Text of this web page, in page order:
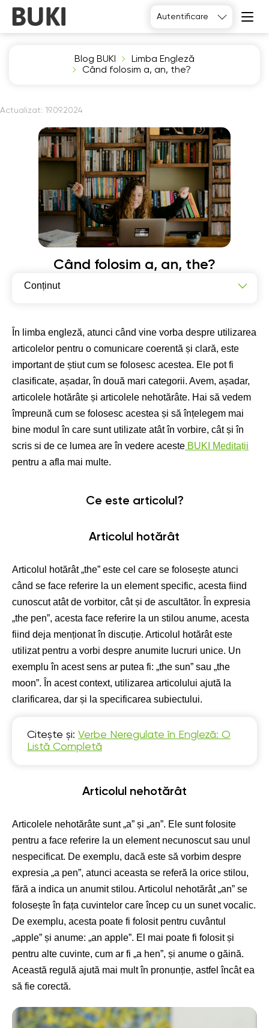
Autentificare
Blog BUKI
Limba Engleză
Când folosim a, an, the?
Actualizat: 19.09.2024
Când folosim a, an, the?
Conținut
Când folosim a și an?
Articol hotărât și nehotărât
Concluzie
În limba engleză, atunci când vine vorba despre utilizarea
articolelor pentru o comunicare coerentă și clară, este
important de știut cum se folosesc acestea. Ele pot fi
clasificate, așadar, în două mari categorii. Avem, așadar,
articolele hotărâte și articolele nehotărâte. Hai să vedem
împreună cum se folosesc acestea și să înțelegem mai
bine modul în care sunt utilizate atât în vorbire, cât și în
scris si de ce lumea are în vedere aceste BUKI Meditații
pentru a afla mai multe.
Ce este articolul?
Articolul hotărât
Articolul hotărât „the” este cel care se folosește atunci
când se face referire la un element specific, acesta fiind
cunoscut atât de vorbitor, cât și de ascultător. În expresia
„the pen”, acesta face referire la un stilou anume, acesta
fiind deja menționat în discuție. Articolul hotărât este
utilizat pentru a vorbi despre anumite lucruri unice. Un
exemplu în acest sens ar putea fi: „the sun” sau „the
moon”. În acest context, utilizarea articolului ajută la
clarificarea, dar și la specificarea subiectului.
Citește și: Verbe Neregulate în Engleză: O
Listă Completă
Articolul nehotărât
Articolele nehotărâte sunt „a” și „an”. Ele sunt folosite
pentru a face referire la un element necunoscut sau unul
nespecificat. De exemplu, dacă este să vorbim despre
expresia „a pen”, atunci aceasta se referă la orice stilou,
fără a indica un anumit stilou. Articolul nehotărât „an” se
folosește în fața cuvintelor care încep cu un sunet vocalic.
De exemplu, acesta poate fi folosit pentru cuvântul
„apple” și anume: „an apple”. El mai poate fi folosit și
pentru alte cuvinte, cum ar fi „a hen”, și anume o găină.
Această regulă ajută mai mult în pronunție, astfel încât ea
să fie corectă.